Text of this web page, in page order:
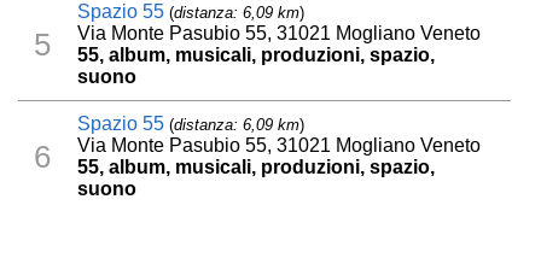
5
Spazio 55 (distanza: 6,09 km)
Via Monte Pasubio 55, 31021 Mogliano Veneto
55, album, musicali, produzioni, spazio,
suono
6
Spazio 55 (distanza: 6,09 km)
Via Monte Pasubio 55, 31021 Mogliano Veneto
55, album, musicali, produzioni, spazio,
suono